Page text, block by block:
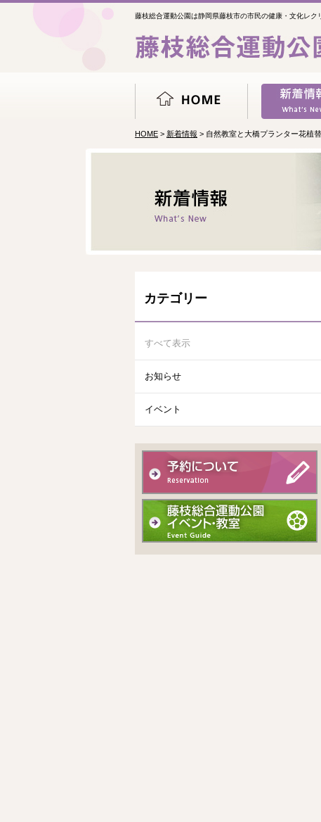
藤枝総合運動公園は静岡県藤枝市の市民の健康・文化レク
HOME > 新着情報 > 自然教室と大橋プランター花植
カテゴリー
すべて表示
お知らせ
イベント